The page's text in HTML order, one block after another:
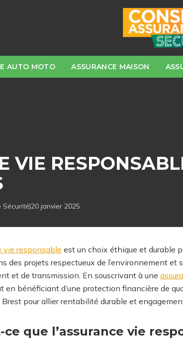
AUTO MOTO ASSURANCE MAISON
VIE
Sécurité|20 janvier 2025
vie responsable est un choix éthique et durable
des projets respectueux de l’environnement
et de transmission. En souscrivant à une
en bénéficiant d’une protection financière de
pour allier rentabilité durable et
ce que l’assurance vie